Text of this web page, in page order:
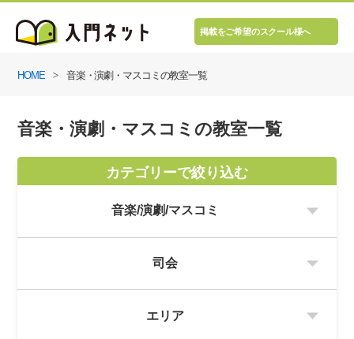
掲載をご希望のスクール様へ
HOME 音楽・演劇・マスコミの教室一覧
音楽・演劇・マスコミの教室一覧
カテゴリーで絞り込む